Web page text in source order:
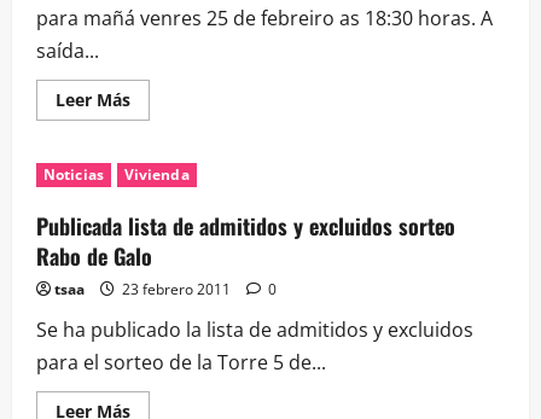
para mañá venres 25 de febreiro as 18:30 horas. A
saída...
Leer MásLeer
más
Manifestación
desde
Colegio
Alfonso
R.
Castelao
Noticias Vivienda
Publicada lista de admitidos y excluidos sorteo
Rabo de Galo
tsaa 23 febrero 2011 0
Se ha publicado la lista de admitidos y excluidos
para el sorteo de la Torre 5 de...
Leer MásLeer